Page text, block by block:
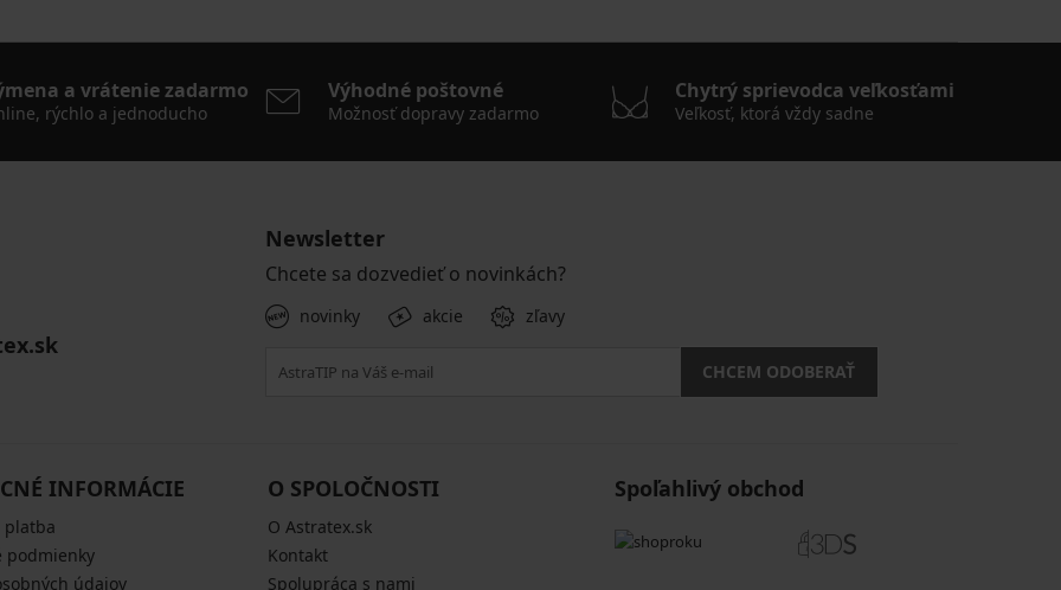
a vrátenie zadarmo
rýchlo a jednoducho
Výhodné poštovné
Možnosť dopravy zadarmo
Chytrý sprievodca veľkosťami
Veľkosť, ktorá vždy sadne
Newsletter
Chcete sa dozvedieť o novinkách?
novinky akcie zľavy
CHCEM ODOBERAŤ
INFORMÁCIE
platba
podmienky
údajov
O SPOLOČNOSTI
O Astratex.sk
Kontakt
Spolupráca s nami
Spoľahlivý obchod